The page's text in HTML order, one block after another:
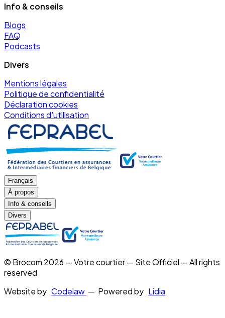
Info & conseils
Blogs
FAQ
Podcasts
Divers
Mentions légales
Politique de confidentialité
Déclaration cookies
Conditions d'utilisation
Français
À propos
Info & conseils
Divers
© Brocom 2026 — Votre courtier — Site Officiel — All rights
reserved
Website by Codelaw — Powered by Lidia